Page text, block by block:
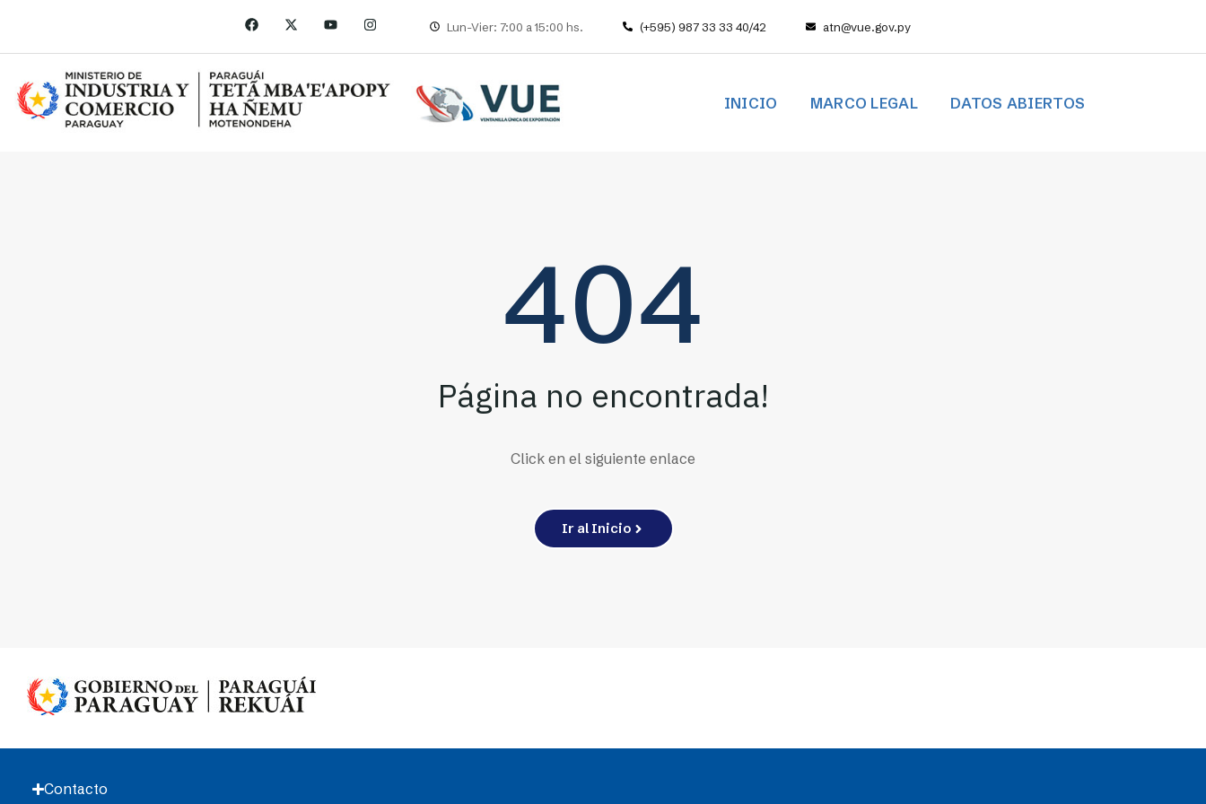
Lun-Vier: 7:00 a 15:00 hs. (+595) 987 33 33 40/42 atn@vue.gov.py
INICIO MARCO LEGAL DATOS ABIERTOS
404
Página no encontrada!
Click en el siguiente enlace
Ir al Inicio
Contacto